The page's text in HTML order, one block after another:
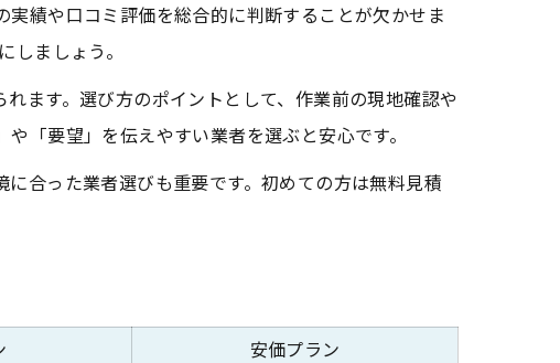
績や口コミ評価を総合的に判断することが欠かせま
ましょう。
ます。選び方のポイントとして、作業前の現地確認や
「要望」を伝えやすい業者を選ぶと安心です。
合った業者選びも重要です。初めての方は無料見積
安価プラン